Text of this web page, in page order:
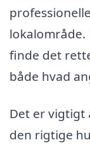
lokalområde.
finde det
både hvad
Det er
den rigtige